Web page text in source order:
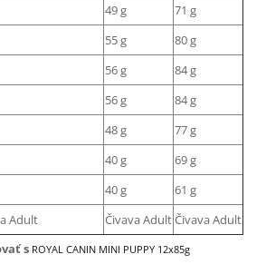
49 g
71 g
55 g
80 g
56 g
84 g
56 g
84 g
48 g
77 g
40 g
69 g
40 g
61 g
Adult Čivava AdultČivava Adult
s ROYAL CANIN MINI PUPPY 12x85g